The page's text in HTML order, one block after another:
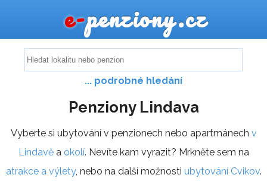
e-penziony.cz
... podrobné hledání
Penziony Lindava
Vyberte si ubytování v penzionech nebo apartmánech v
Lindavěa okolí. Nevíte kam vyrazit? Mrkněte sem na
atrakce a výlety, nebo na další možnosti ubytování Cvikov.